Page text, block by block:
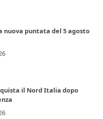
nuova puntata del 5 agosto
il Nord Italia dopo